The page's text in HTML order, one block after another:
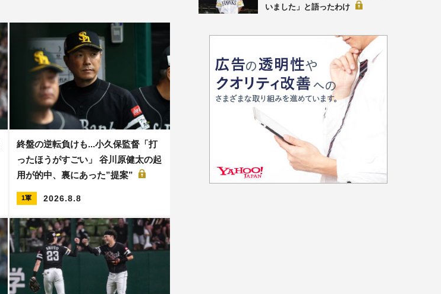
終盤の逆転負けも...小久保監督「打
ったほうがすごい」 谷川原健太の起
用が的中、裏にあった”提案”
1軍 2026.8.8
いました」と語ったわけ